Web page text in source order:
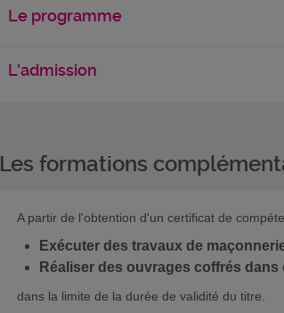
Le programme
L'admission
Les formations
A partir de l'obtention d'un certificat de
Exécuter des travaux de
Réaliser des ouvrages coffrés dans
dans la limite de la durée de validité du titre.